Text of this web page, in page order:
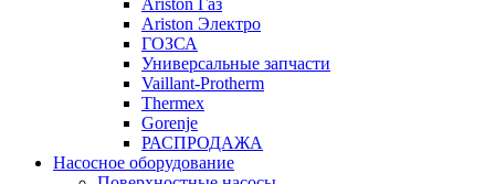
Ariston Газ
Ariston Электро
ГОЗСА
Универсальные запчасти
Vaillant-Protherm
Thermex
Gorenje
РАСПРОДАЖА
Насосное оборудование